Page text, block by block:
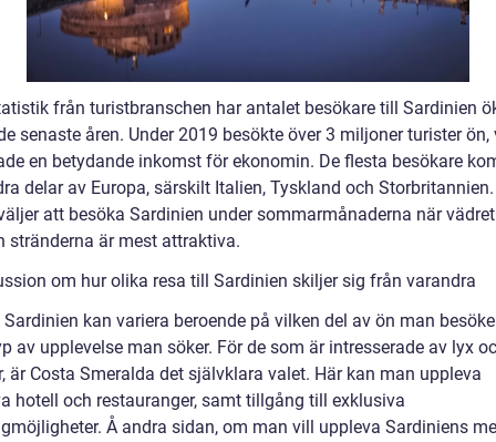
från turistbranschen har antalet besökare till Sardinien
senaste åren. Under 2019 besökte över 3 miljoner turister ön,
en betydande inkomst för ekonomin. De flesta besökare
delar av Europa, särskilt Italien, Tyskland och
att besöka Sardinien under sommarmånaderna när
stränderna är mest attraktiva.
om hur olika resa till Sardinien skiljer sig från varandra
kan variera beroende på vilken del av ön man
av upplevelse man söker. För de som är intresserade av lyx
är Costa Smeralda det självklara valet. Här kan man uppleva
hotell och restauranger, samt tillgång till exklusiva
Å andra sidan, om man vill uppleva Sardiniens